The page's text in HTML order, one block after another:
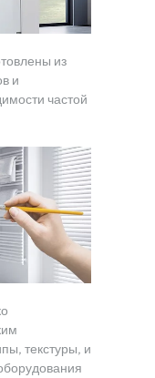
из
и
частой
текстуры, и